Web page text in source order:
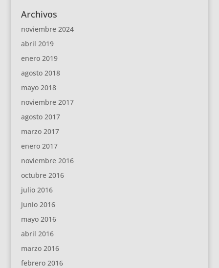
Archivos
noviembre 2024
abril 2019
enero 2019
agosto 2018
mayo 2018
noviembre 2017
agosto 2017
marzo 2017
enero 2017
noviembre 2016
octubre 2016
julio 2016
junio 2016
mayo 2016
abril 2016
marzo 2016
febrero 2016